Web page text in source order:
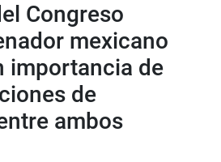
Congreso
mexicano
importancia de
de
ambos